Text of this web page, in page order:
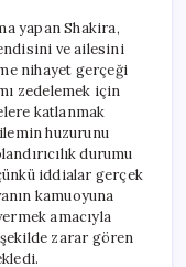
yapan Shakira,
ve ailesini
nihayet gerçeği
zedelemek için
katlanmak
huzurunu
durumu
iddialar gerçek
kamuoyuna
amacıyla
zarar gören